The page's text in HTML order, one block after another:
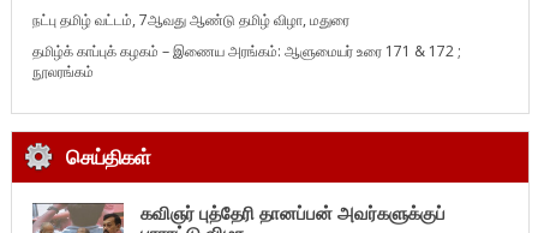
நட்பு தமிழ் வட்டம், 7ஆவது ஆண்டு தமிழ் விழா, மதுரை
தமிழ்க் காப்புக் கழகம் – இணைய அரங்கம்: ஆளுமையர் உரை 171 & 172 ;
நூலரங்கம்
செய்திகள்
கவிஞர் புத்தேரி தானப்பன் அவர்களுக்குப்